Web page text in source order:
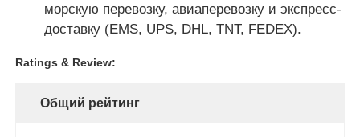
морскую перевозку, авиаперевозку и экспресс-
доставку (EMS, UPS, DHL, TNT, FEDEX).
Ratings & Review:
Общий рейтинг